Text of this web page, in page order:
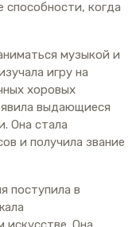
способности, когда
музыкой и
игру на
хоровых
выдающиеся
Она стала
и получила звание
поступила в